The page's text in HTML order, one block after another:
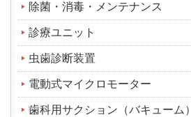
除菌・消毒・メンテナンス
診療ユニット
虫歯診断装置
電動式マイクロモーター
歯科用サクション（バキューム）